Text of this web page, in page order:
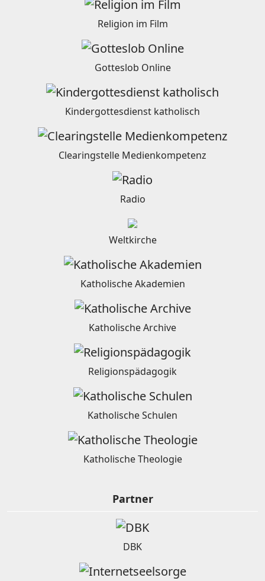
Religion im Film
Gotteslob Online
Kindergottesdienst katholisch
Clearingstelle Medienkompetenz
Radio
Weltkirche
Katholische Akademien
Katholische Archive
Religionspädagogik
Katholische Schulen
Katholische Theologie
Partner
DBK